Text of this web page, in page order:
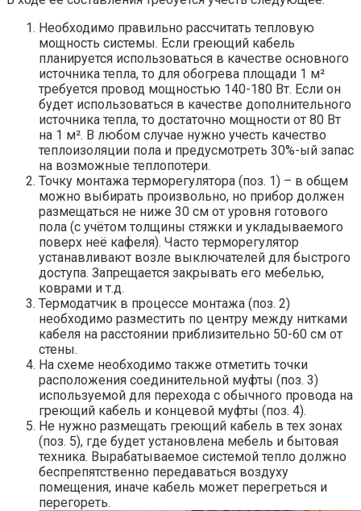
Необходимо правильно рассчитать тепловую
мощность системы. Если греющий кабель
планируется использоваться в качестве основного
источника тепла, то для обогрева площади 1 м²
требуется провод мощностью 140-180 Вт. Если он
будет использоваться в качестве дополнительного
источника тепла, то достаточно мощности от 80 Вт
на 1 м². В любом случае нужно учесть качество
теплоизоляции пола и предусмотреть 30%-ый запас
на возможные теплопотери.
Точку монтажа терморегулятора (поз. 1) – в общем
можно выбирать произвольно, но прибор должен
размещаться не ниже 30 см от уровня готового
пола (с учётом толщины стяжки и укладываемого
поверх неё кафеля). Часто терморегулятор
устанавливают возле выключателей для быстрого
доступа. Запрещается закрывать его мебелью,
коврами и т.д.
Термодатчик в процессе монтажа (поз. 2)
необходимо разместить по центру между нитками
кабеля на расстоянии приблизительно 50-60 см от
стены.
На схеме необходимо также отметить точки
расположения соединительной муфты (поз. 3)
используемой для перехода с обычного провода на
греющий кабель и концевой муфты (поз. 4).
Не нужно размещать греющий кабель в тех зонах
(поз. 5), где будет установлена мебель и бытовая
техника. Вырабатываемое системой тепло должно
беспрепятственно передаваться воздуху
помещения, иначе кабель может перегреться и
перегореть.